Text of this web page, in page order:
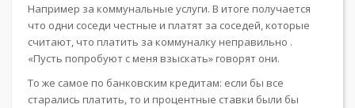
Например за коммунальные услуги. В итоге получается
что одни соседи честные и платят за соседей, которые
считают, что платить за коммуналку неправильно .
«Пусть попробуют с меня взыскать» говорят они.
То же самое по банковским кредитам: если бы все
старались платить, то и процентные ставки были бы